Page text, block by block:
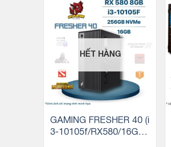
HẾT HÀNG
GAMING FRESHER 40 (i
3-10105f/RX580/16GB